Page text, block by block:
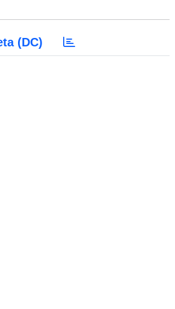
(DC)